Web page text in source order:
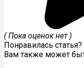
( Пока оценок нет )
Понравилась
Вам также может